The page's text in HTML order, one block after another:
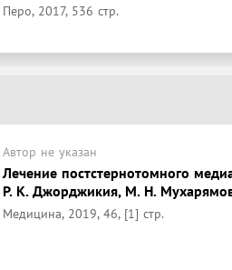
Перо, 2017, 536 стр.
Автор не указан
Лечение постстернотомного
Р. К. Джорджикия, М. Н.
Медицина, 2019, 46, [1] стр.